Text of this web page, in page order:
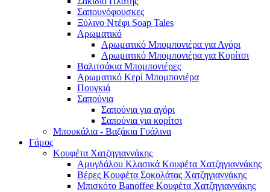
Σαπουνόφουσκες
Ξύλινο Ντέφι Soap Tales
Αρωματικό
Αρωματικό Μπομπονιέρα για Αγόρι
Αρωματικό Μπομπονιέρα για Κορίτσι
Βαλιτσάκια Μπομπονιέρες
Αρωματικό Κερί Μπομπονιέρα
Πουγκιά
Σαπούνια
Σαπούνια για αγόρι
Σαπούνια για κορίτσι
Μπουκάλια - Βαζάκια Γυάλινα
Γάμος
Κουφέτα Χατζηγιαννάκης
Αμυγδάλου Κλασικά Κουφέτα Χατζηγιαννάκης
Βέρες Κουφέτα Σοκολάτας Χατζηγιαννάκης
Μπισκότο Banoffee Κουφέτα Χατζηγιαννάκης